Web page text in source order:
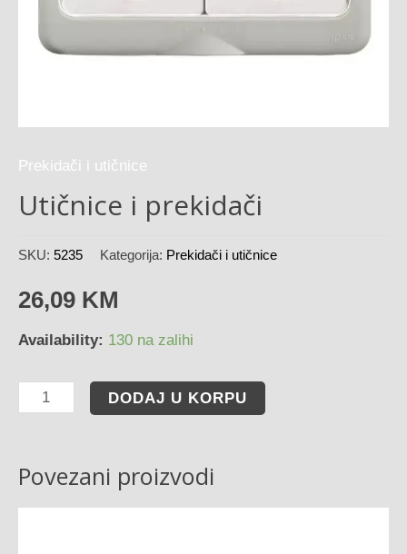
Prekidači i utičnice
Utičnice i prekidači
SKU: 5235 Kategorija: Prekidači i utičnice
26,09 KM
Availability: 130 na zalihi
DODAJ U KORPU
Povezani proizvodi